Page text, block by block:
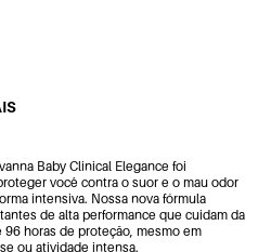
Baby Clinical Elegance foi
você contra o suor e o mau odor
intensiva. Nossa nova fórmula
de alta performance que cuidam da
96 horas de proteção, mesmo em
ou atividade intensa.